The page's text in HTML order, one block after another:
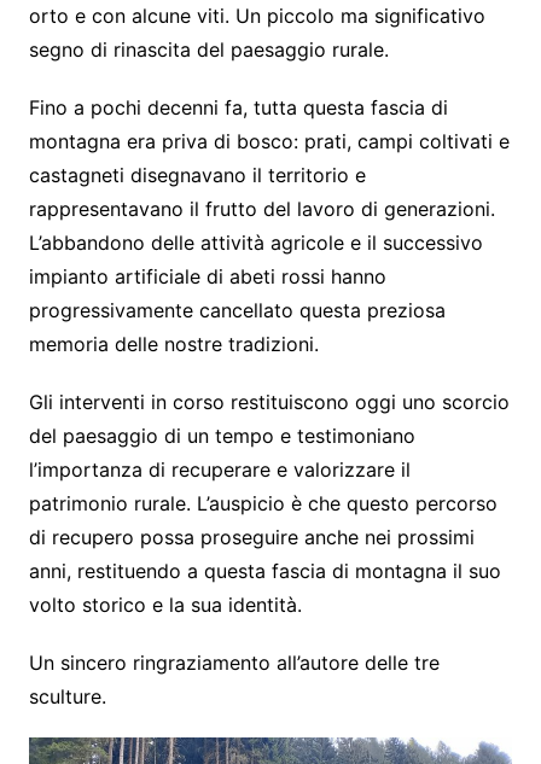
orto e con alcune viti. Un piccolo ma significativo
segno di rinascita del paesaggio rurale.
Fino a pochi decenni fa, tutta questa fascia di
montagna era priva di bosco: prati, campi coltivati e
castagneti disegnavano il territorio e
rappresentavano il frutto del lavoro di generazioni.
L’abbandono delle attività agricole e il successivo
impianto artificiale di abeti rossi hanno
progressivamente cancellato questa preziosa
memoria delle nostre tradizioni.
Gli interventi in corso restituiscono oggi uno scorcio
del paesaggio di un tempo e testimoniano
l’importanza di recuperare e valorizzare il
patrimonio rurale. L’auspicio è che questo percorso
di recupero possa proseguire anche nei prossimi
anni, restituendo a questa fascia di montagna il suo
volto storico e la sua identità.
Un sincero ringraziamento all’autore delle tre
sculture.